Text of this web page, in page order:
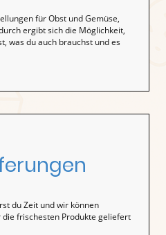
für Obst und Gemüse,
ergibt sich die Möglichkeit,
was du auch brauchst und es
du Zeit und wir können
frischesten Produkte geliefert